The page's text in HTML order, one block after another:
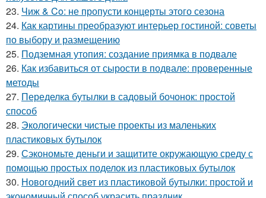
23. Чиж & Co: не пропусти концерты этого сезона
24. Как картины преобразуют интерьер гостиной: советы
по выбору и размещению
25. Подземная утопия: создание приямка в подвале
26. Как избавиться от сырости в подвале: проверенные
методы
27. Переделка бутылки в садовый бочонок: простой
способ
28. Экологически чистые проекты из маленьких
пластиковых бутылок
29. Сэкономьте деньги и защитите окружающую среду с
помощью простых поделок из пластиковых бутылок
30. Новогодний свет из пластиковой бутылки: простой и